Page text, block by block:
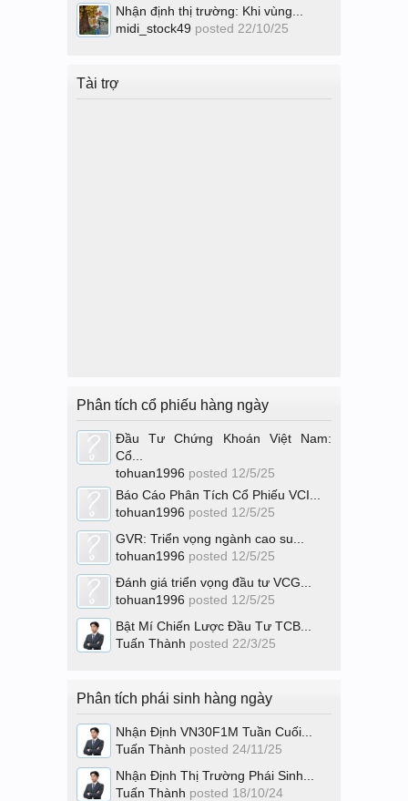
Nhận định thị trường: Khi vùng...
midi_stock49 posted 22/10/25
Tài trợ
Phân tích cổ phiếu hàng ngày
Đầu Tư Chứng Khoán Việt Nam:
Cổ...
tohuan1996 posted 12/5/25
Báo Cáo Phân Tích Cổ Phiếu VCI...
tohuan1996 posted 12/5/25
GVR: Triển vọng ngành cao su...
tohuan1996 posted 12/5/25
Đánh giá triển vọng đầu tư VCG...
tohuan1996 posted 12/5/25
Bật Mí Chiến Lược Đầu Tư TCB...
Tuấn Thành posted 22/3/25
Phân tích phái sinh hàng ngày
Nhận Định VN30F1M Tuần Cuối...
Tuấn Thành posted 24/11/25
Nhận Định Thị Trường Phái Sinh...
Tuấn Thành posted 18/10/24